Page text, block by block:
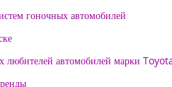
гоночных автомобилей
любителей автомобилей марки